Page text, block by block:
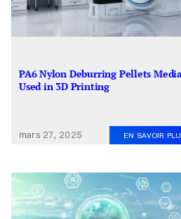
PA6 Nylon Deburring Pellets
Used in 3D Printing
mars 27, 2025 EN SAVOIR